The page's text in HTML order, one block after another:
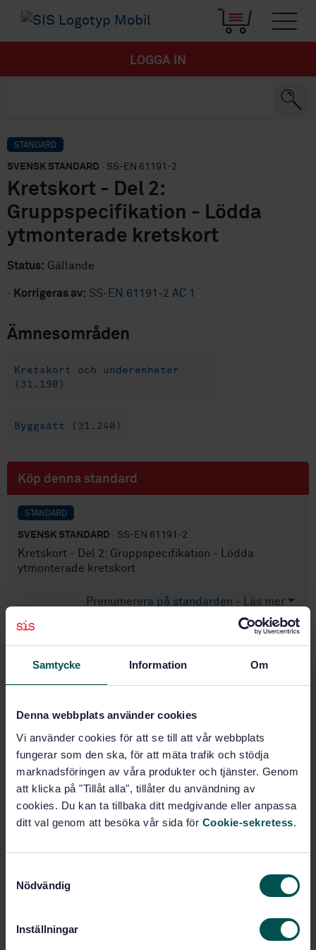
Samtycke Information Om
Denna webbplats använder cookies
Vi använder cookies för att se till att vår webbplats
fungerar som den ska, för att mäta trafik och stödja
marknadsföringen av våra produkter och tjänster. Genom
att klicka på "Tillåt alla", tillåter du användning av
cookies. Du kan ta tillbaka ditt medgivande eller anpassa
ditt val genom att besöka vår sida för Cookie-sekretess.
Nödvändig
Inställningar
LOGGA IN
STANDARD
SVENSK STANDARD · SS-EN 61191-2
Kretskort - Del 2:
Gruppspecifikation - Lödda
ytmonterade kretskort
Status: Gällande
· Korrigeras av: SS-EN 61191-2 AC 1
Ämnesområden
Kretskort och underenheter
(31.190)
Byggsätt (31.240)
Köp denna standard
STANDARD
SVENSK STANDARD · SS-EN 61191-2
Kretskort - Del 2: Gruppspecifikation - Lödda
ytmonterade kretskort
Prenumerera på standarden - Läs mer
Pris:965 SEK
PDF
Produktinformation
Engelska
Framtagen av:SEK SVENSK ELSTANDARD
Internationell titel:Printed board assemblies
Requirements for surface mount soldered
Artikelnummer:
Fastställd:2018-02-21